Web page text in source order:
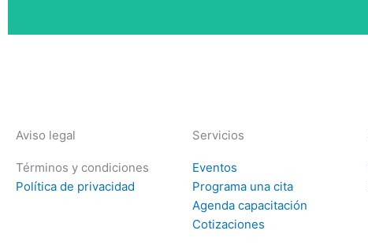
Aviso legal
Términos y condiciones
Política de privacidad
Servicios
Eventos
Programa una cita
Agenda capacitación
Cotizaciones